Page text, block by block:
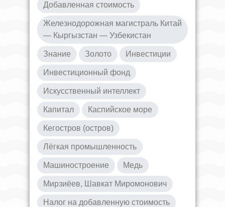
Добавленная стоимость
Железнодорожная магистраль Китай
— Кыргызстан — Узбекистан
Знание Золото Инвестиции
Инвестиционный фонд
Искусственный интеллект
Капитал Каспийское море
Кегостров (остров)
Лёгкая промышленность
Машиностроение Медь
Мирзиёев, Шавкат Миромонович
Налог на добавленную стоимость